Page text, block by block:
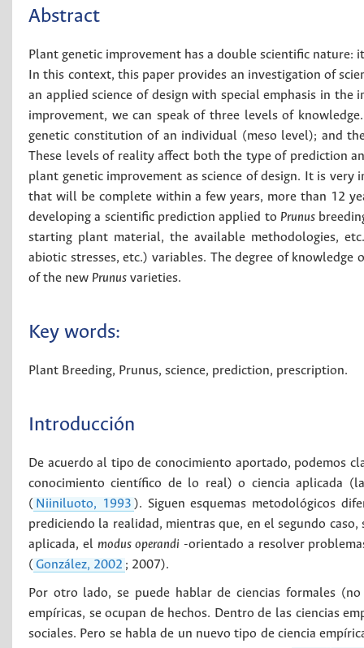
Abstract
Plant genetic improvement has a double scientific nature:
In this context, this paper provides an investigation of
an applied science of design with special emphasis in the
improvement, we can speak of three levels of
genetic constitution of an individual (meso level); and
These levels of reality affect both the type of prediction
plant genetic improvement as science of design. It is
that will be complete within a few years, more than 12
developing a scientific prediction applied to Prunus
starting plant material, the available methodologies,
abiotic stresses, etc.) variables. The degree of
of the new Prunus varieties.
Key words:
Plant Breeding, Prunus, science, prediction, prescription.
Introducción
De acuerdo al tipo de conocimiento aportado, podemos
conocimiento científico de lo real) o ciencia aplicada
( Niiniluoto, 1993 ). Siguen esquemas metodológicos
prediciendo la realidad, mientras que, en el segundo
aplicada, el modus operandi -orientado a resolver
( González, 2002 ; 2007).
Por otro lado, se puede hablar de ciencias formales
empíricas, se ocupan de hechos. Dentro de las ciencias
sociales. Pero se habla de un nuevo tipo de ciencia